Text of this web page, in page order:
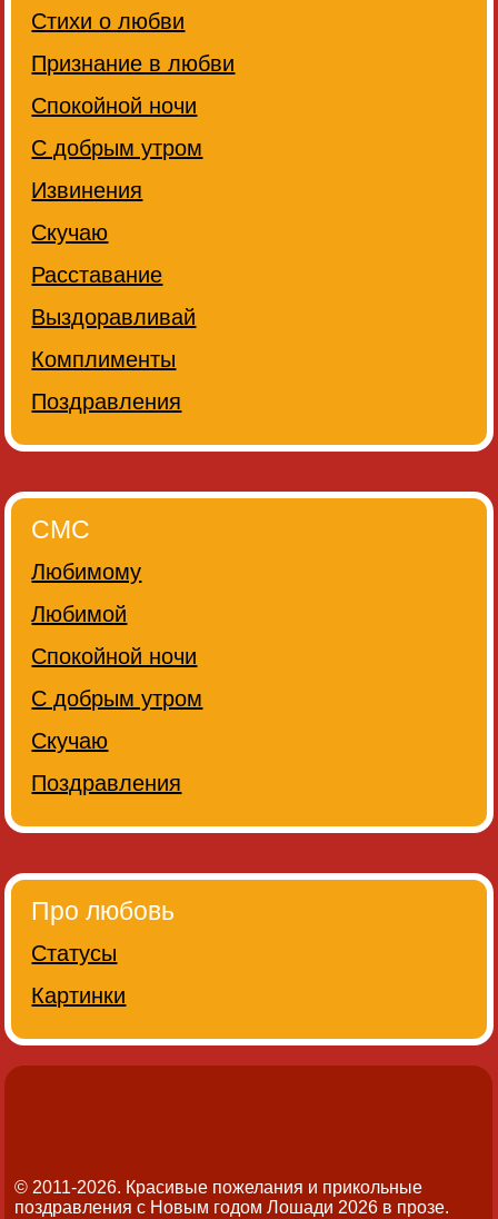
Стихи о любви
Признание в любви
Спокойной ночи
С добрым утром
Извинения
Скучаю
Расставание
Выздоравливай
Комплименты
Поздравления
СМС
Любимому
Любимой
Спокойной ночи
С добрым утром
Скучаю
Поздравления
Про любовь
Статусы
Картинки
© 2011-2026. Красивые пожелания и прикольные
поздравления с Новым годом Лошади 2026 в прозе.